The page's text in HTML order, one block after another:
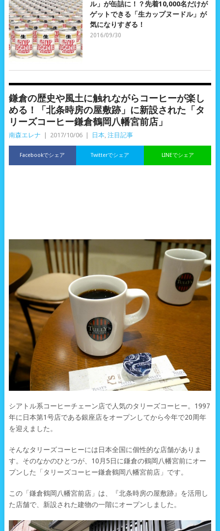
ル」が缶詰に！？先着10,000名だけが
ゲットできる「生カップヌードル」が
気になりすぎる！
2016/09/30
鎌倉の歴史や風土に触れながらコーヒーが楽し
める！「北条時房の屋敷跡」に新設された「タ
リーズコーヒー鎌倉鶴岡八幡宮前店」
南森エレナ 2017/10/06 日本, 注目記事
Facebookでシェア LINEでシェア
Twitterでシェア
シアトル系コーヒーチェーン店で人気のタリーズコーヒー。1997
年に日本第1号店である銀座店をオープンしてから今年で20周年
を迎えました。
そんなタリーズコーヒーには日本全国に個性的な店舗がありま
す。そのなかのひとつが、10月5日に鎌倉の鶴岡八幡宮前にオー
プンした「タリーズコーヒー鎌倉鶴岡八幡宮前店」です。
この「鎌倉鶴岡八幡宮前店」は、『北条時房の屋敷跡』を活用し
た店舗で、新設された建物の一階にオープンしました。